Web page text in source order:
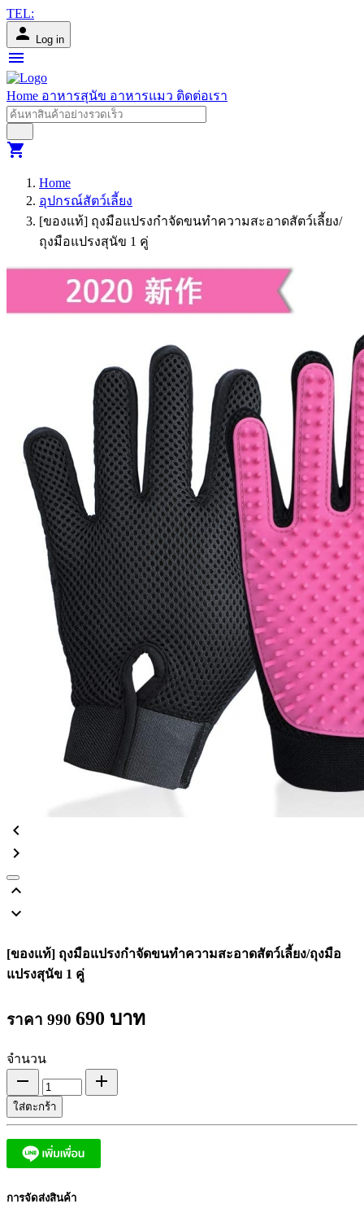
TEL:
person Log in
menu
Home อาหารสุนัข อาหารแมว ติดต่อเรา
shopping_cart
Home
อุปกรณ์สัตว์เลี้ยง
[ของแท้] ถุงมือแปรงกำจัดขนทำความสะอาดสัตว์เลี้ยง/
ถุงมือแปรงสุนัข 1 คู่
chevron_left
chevron_right
keyboard_arrow_up
keyboard_arrow_down
[ของแท้] ถุงมือแปรงกำจัดขนทำความสะอาดสัตว์เลี้ยง/ถุงมือ
แปรงสุนัข 1 คู่
ราคา 990 690 บาท
จำนวน
remove add
ใส่ตะกร้า
การจัดส่งสินค้า